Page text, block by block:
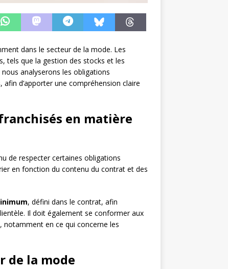
dans le secteur de la mode. Les
tels que la gestion des stocks et les
analyserons les obligations
d’apporter une compréhension claire
en matière
de respecter certaines obligations
en fonction du contenu du contrat et des
, défini dans le contrat, afin
Il doit également se conformer aux
, notamment en ce qui concerne les
de la mode